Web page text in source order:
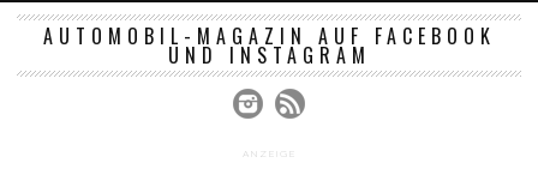
AUTOMOBIL-MAGAZIN AUF FACEBOOK
UND INSTAGRAM
ANZEIGE